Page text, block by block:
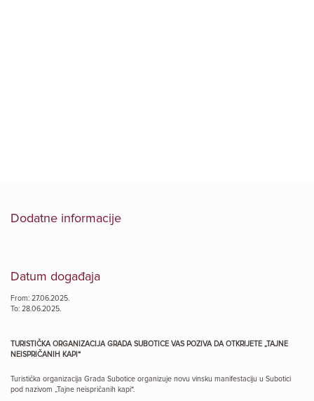
Dodatne informacije
Datum događaja
From: 27.06.2025.
To: 28.06.2025.
TURISTIČKA ORGANIZACIJA GRADA SUBOTICE VAS POZIVA DA OTKRIJETE „TAJNE
NEISPRIČANIH KAPI“
Turistička organizacija Grada Subotice organizuje novu vinsku manifestaciju u Subotici
pod nazivom „Tajne neispričanih kapi“.